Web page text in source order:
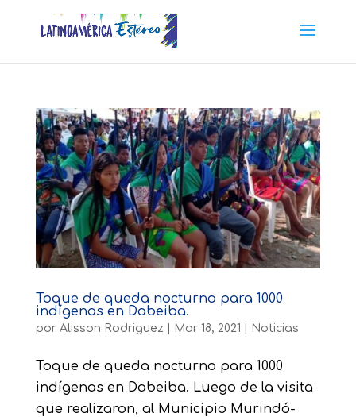
Toque de queda nocturno para 1000
indígenas en Dabeiba.
por Alisson Rodriguez Mar 18, 2021 Noticias
Toque de queda nocturno para 1000
indígenas en Dabeiba. Luego de la visita
que realizaron, al Municipio Murindó-